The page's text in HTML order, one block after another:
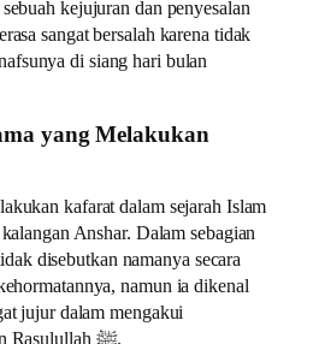
kejujuran dan penyesalan
sangat bersalah karena tidak
di siang hari bulan
yang Melakukan
kafarat dalam sejarah Islam
Anshar. Dalam sebagian
disebutkan namanya secara
namun ia dikenal
jujur dalam mengakui
kesalahannya di hadapan Rasulullah ﷺ.